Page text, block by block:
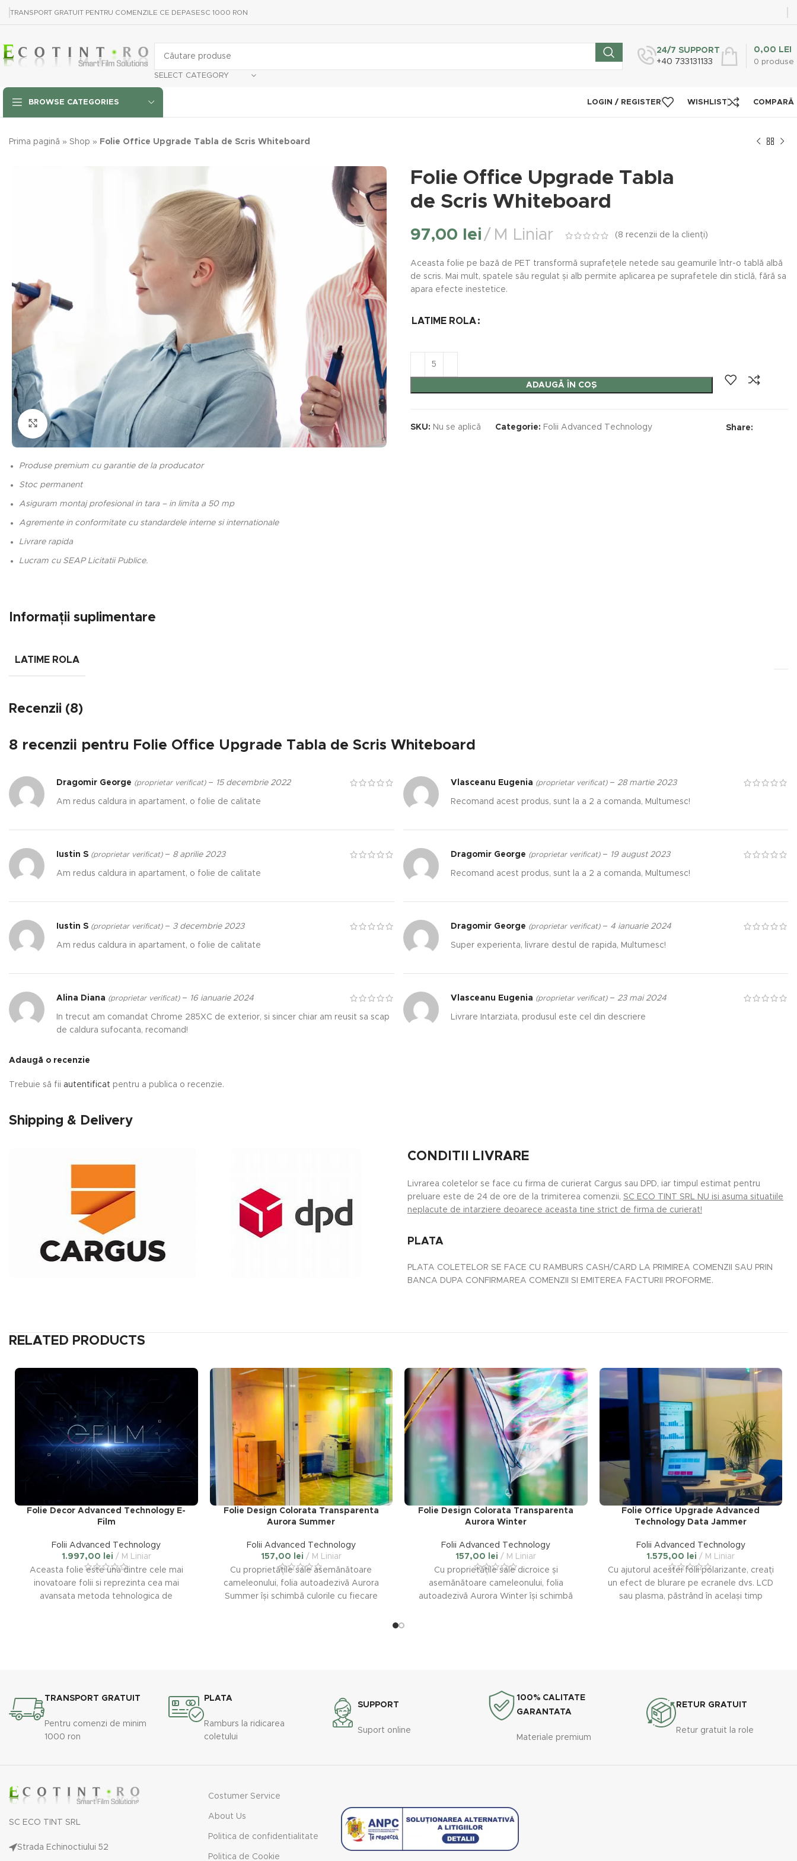
TRANSPORT GRATUIT PENTRU COMENZILE CE DEPASESC 1000 RON
SELECT CATEGORY
24/7 SUPPORT
+40 733131133
0 produse
0,00 LEI
BROWSE CATEGORIES LOGIN / REGISTER WISHLIST COMPARĂ
Prima pagină » Shop » Folie Office Upgrade Tabla de Scris Whiteboard
Click to enlarge
Produse premium cu garantie de la producator
Stoc permanent
Asiguram montaj profesional in tara – in limita a 50 mp
Agremente in conformitate cu standardele interne si internationale
Livrare rapida
Lucram cu SEAP Licitatii Publice.
Folie Office Upgrade Tabla
de Scris Whiteboard
97,00 lei M Liniar (8 recenzii de la clienți)
Aceasta folie pe bază de PET transformă suprafețele netede sau geamurile într-o tablă albă
de scris. Mai mult, spatele său regulat și alb permite aplicarea pe suprafetele din sticlă, fără sa
apara efecte inestetice.
LATIME ROLA
ADAUGĂ ÎN COȘ
SKU: Nu se aplică Categorie: Folii Advanced Technology Share:
Informații suplimentare
LATIME ROLA
Recenzii (8)
8 recenzii pentru Folie Office Upgrade Tabla de Scris Whiteboard
Dragomir George (proprietar verificat) – 15 decembrie 2022
Am redus caldura in apartament, o folie de calitate
Vlasceanu Eugenia (proprietar verificat) – 28 martie 2023
Recomand acest produs, sunt la a 2 a comanda, Multumesc!
Iustin S (proprietar verificat) – 8 aprilie 2023
Am redus caldura in apartament, o folie de calitate
Dragomir George (proprietar verificat) – 19 august 2023
Recomand acest produs, sunt la a 2 a comanda, Multumesc!
Iustin S (proprietar verificat) – 3 decembrie 2023
Am redus caldura in apartament, o folie de calitate
Dragomir George (proprietar verificat) – 4 ianuarie 2024
Super experienta, livrare destul de rapida, Multumesc!
Alina Diana (proprietar verificat) – 16 ianuarie 2024
In trecut am comandat Chrome 285XC de exterior, si sincer chiar am reusit sa scap
de caldura sufocanta, recomand!
Vlasceanu Eugenia (proprietar verificat) – 23 mai 2024
Livrare Intarziata, produsul este cel din descriere
Adaugă o recenzie
Trebuie să fii autentificat pentru a publica o recenzie.
Shipping & Delivery
CONDITII LIVRARE
Livrarea coletelor se face cu firma de curierat Cargus sau DPD, iar timpul estimat pentru
preluare este de 24 de ore de la trimiterea comenzii, SC ECO TINT SRL NU isi asuma situatiile
neplacute de intarziere deoarece aceasta tine strict de firma de curierat!
PLATA
PLATA COLETELOR SE FACE CU RAMBURS CASH/CARD LA PRIMIREA COMENZII SAU PRIN
BANCA DUPA CONFIRMAREA COMENZII SI EMITEREA FACTURII PROFORME.
RELATED PRODUCTS
Folie Decor Advanced Technology E-
Film
Folii Advanced Technology
1.997,00
lei
M Liniar
Aceasta folie este una dintre cele mai
inovatoare folii si reprezinta cea mai
avansata metoda tehnologica de
Folie Design Colorata Transparenta
Aurora Summer
Folii Advanced Technology
157,00
lei
M Liniar
Cu proprietățile sale asemănătoare
cameleonului, folia autoadezivă Aurora
Summer își schimbă culorile cu fiecare
Folie Design Colorata Transparenta
Aurora Winter
Folii Advanced Technology
157,00
lei
M Liniar
Cu proprietățile sale dicroice și
asemănătoare cameleonului, folia
autoadezivă Aurora Winter își schimbă
Folie Office Upgrade Advanced
Technology Data Jammer
Folii Advanced Technology
1.575,00
lei
M Liniar
Cu ajutorul acestei folii polarizante, creați
un efect de blurare pe ecranele dvs. LCD
sau plasma, păstrând în același timp
TRANSPORT GRATUIT
Pentru comenzi de minim
1000 ron
PLATA
Ramburs la ridicarea
coletului
SUPPORT
Suport online
100% CALITATE
GARANTATA
Materiale premium
RETUR GRATUIT
Retur gratuit la role
SC ECO TINT SRL
Strada Echinoctiului 52
Costumer Service
About Us
Politica de confidentialitate
Politica de Cookie